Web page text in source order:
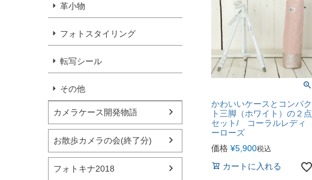
革小物
フォトスタイリング
転写シール
その他
カメラケース開発物語
お散歩カメラの会(終了分)
フォトキナ2018
かわいいケースとコンパク
ト三脚（ホワイト）の２点
セット/ コーラルレディ
ーローズ
価格 ¥5,900税込
カートに入れる